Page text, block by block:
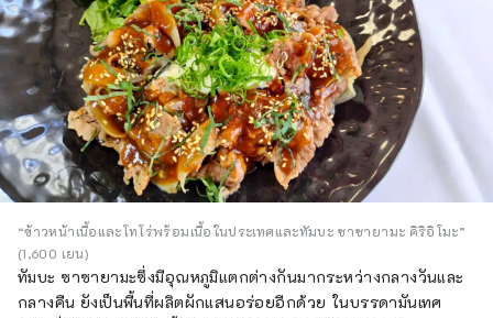
“ข้าวหน้าเนื้อและโทโร่พร้อมเนื้อในประเทศและทัมบะ ซาซายามะ คิริอิโมะ”
(1,600 เยน)
ทัมบะ ซาซายามะซึ่งมีอุณหภูมิแตกต่างกันมากระหว่างกลางวันและ
กลางคืน ยังเป็นพื้นที่ผลิตผักแสนอร่อยอีกด้วย ในบรรดามันเทศ